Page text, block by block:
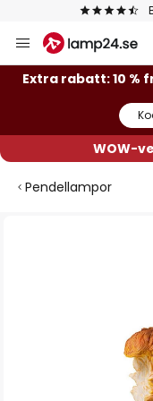
Hoppa
till
innehållet
Extra rabatt: 10 %
WOW-
Pendellampor